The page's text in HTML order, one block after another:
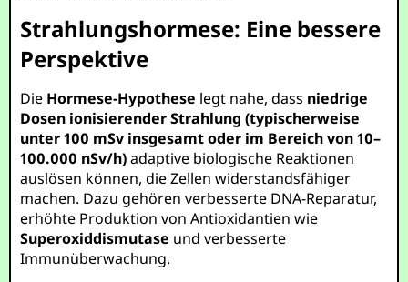
Strahlungshormese: Eine bessere
Perspektive
Die Hormese-Hypothese legt nahe, dass niedrige
Dosen ionisierender Strahlung (typischerweise
unter 100 mSv insgesamt oder im Bereich von 10–
100.000 nSv/h)adaptive biologische Reaktionen
auslösen können, die Zellen widerstandsfähiger
machen. Dazu gehören verbesserte DNA-Reparatur,
erhöhte Produktion von Antioxidantien wie
Superoxiddismutase und verbesserte
Immunüberwachung.